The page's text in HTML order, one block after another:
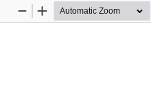
Zoom
Zoom